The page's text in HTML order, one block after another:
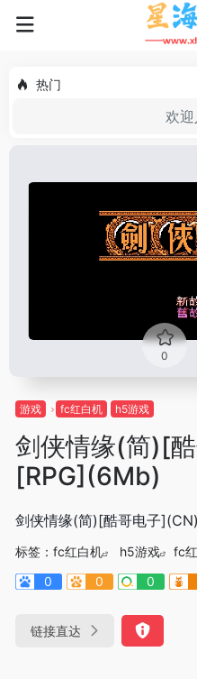
热门
欢迎
0
游戏 fc红白机 h5游戏
剑侠情缘(简)[
[RPG](6Mb)
剑侠情缘(简)[酷哥电子
标签： fc红白机 h5游戏 fc
0
0 0
链接直达